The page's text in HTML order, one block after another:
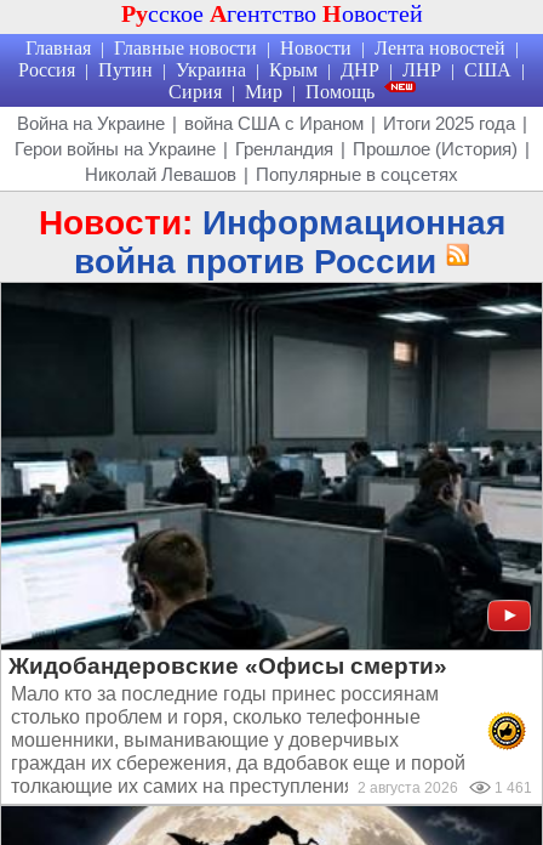
Русское Агентство Новостей
Главная | Главные новости | Новости | Лента новостей |
Россия | Путин | Украина | Крым | ДНР | ЛНР | США |
Сирия | Мир | Помощь
Война на Украине | война США с Ираном | Итоги 2025 года |
Герои войны на Украине | Гренландия | Прошлое (История) |
Николай Левашов | Популярные в соцсетях
Новости: Информационная
война против России
Жидобандеровские «Офисы смерти»
Мало кто за последние годы принес россиянам
столько проблем и горя, сколько телефонные
мошенники, выманивающие у доверчивых
граждан их сбережения, да вдобавок еще и порой
толкающие их самих на преступления...2 августа 2026 1 461